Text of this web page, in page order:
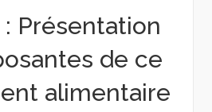
Présentation
de ce
alimentaire